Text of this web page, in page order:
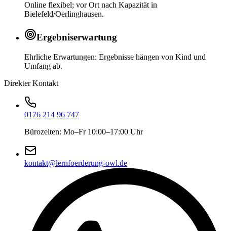
Online flexibel; vor Ort nach Kapazität in
Bielefeld/Oerlinghausen.
Ergebniserwartung
Ehrliche Erwartungen: Ergebnisse hängen von Kind und
Umfang ab.
Direkter Kontakt
0176 214 96 747
Bürozeiten: Mo–Fr 10:00–17:00 Uhr
kontakt@lernfoerderung-owl.de